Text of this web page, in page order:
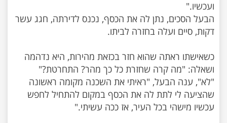
הבעל הסכים, נתן לה את הכסף, נכנס לדירתה, חגג עשר
כשאישתו ראתה שהוא חזר בכזאת מהירות, היא נדהמה
"לא", ענה הבעל, "ראיתי את השכנה מקומה ראשונה
שהציעה לי לתת לה את הכסף במקום להתחיל לחפש